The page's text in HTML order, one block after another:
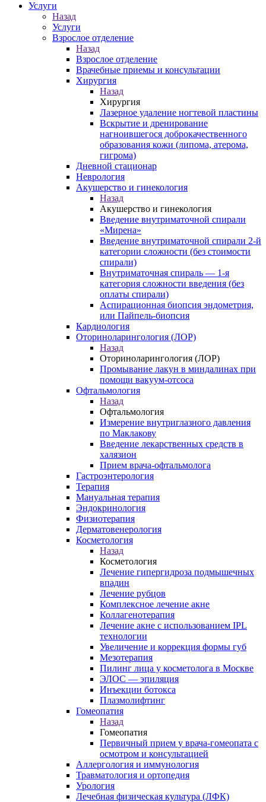
Услуги
Назад
Услуги
Взрослое отделение
Назад
Взрослое отделение
Врачебные приемы и консультации
Хирургия
Назад
Хирургия
Лазерное удаление ногтевой пластины
Вскрытие и дренирование
нагноившегося доброкачественного
образования кожи (липома, атерома,
гигрома)
Дневной стационар
Неврология
Акушерство и гинекология
Назад
Акушерство и гинекология
Введение внутриматочной спирали
«Мирена»
Введение внутриматочной спирали 2-й
категории сложности (без стоимости
спирали)
Внутриматочная спираль — 1-я
категория сложности введения (без
оплаты спирали)
Аспирационная биопсия эндометрия,
или Пайпель-биопсия
Кардиология
Оториноларингология (ЛОР)
Назад
Оториноларингология (ЛОР)
Промывание лакун в миндалинах при
помощи вакуум-отсоса
Офтальмология
Назад
Офтальмология
Измерение внутриглазного давления
по Маклакову
Введение лекарственных средств в
халязион
Прием врача-офтальмолога
Гастроэнтерология
Терапия
Мануальная терапия
Эндокринология
Физиотерапия
Дерматовенерология
Косметология
Назад
Косметология
Лечение гипергидроза подмышечных
впадин
Лечение рубцов
Комплексное лечение акне
Коллагенотерапия
Лечение акне с использованием IPL
технологии
Увеличение и коррекция формы губ
Мезотерапия
Пилинг лица у косметолога в Москве
ЭЛОС — эпиляция
Инъекции ботокса
Плазмолифтинг
Гомеопатия
Назад
Гомеопатия
Первичный прием у врача-гомеопата с
осмотром и консультацией
Аллергология и иммунология
Травматология и ортопедия
Урология
Лечебная физическая культура (ЛФК)